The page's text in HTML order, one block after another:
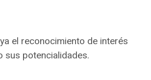
el reconocimiento de interés
sus potencialidades.